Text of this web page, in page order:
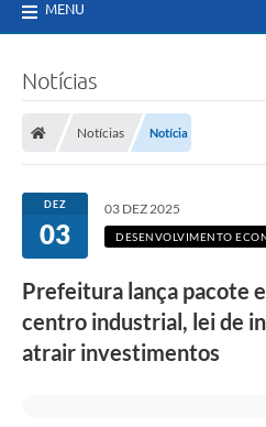
MENU
Notícias
Notícias Notícia
DEZ
03
03 DEZ 2025
DESENVOLVIMENTO
Prefeitura lança pacote
centro industrial, lei de
atrair investimentos